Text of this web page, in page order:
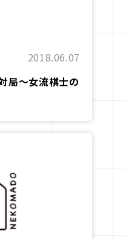
2018.06.07
局～女流棋士の